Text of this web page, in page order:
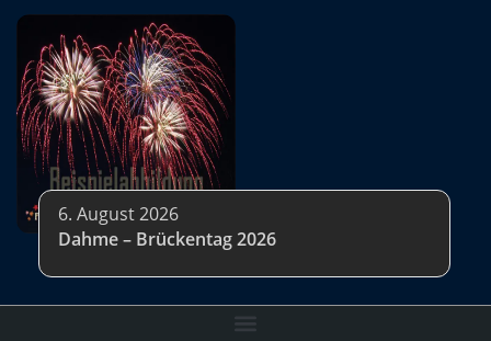
6. August 2026
Dahme – Brückentag 2026